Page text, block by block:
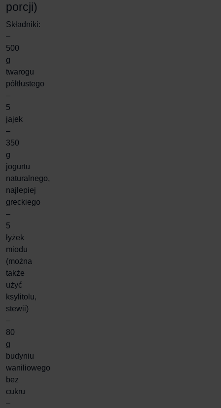
porcji)
Składniki:
–
500
g
twarogu
półtłustego
–
5
jajek
–
350
g
jogurtu
naturalnego,
najlepiej
greckiego
–
5
łyżek
miodu
(można
także
użyć
ksylitolu,
stewii)
–
80
g
budyniu
waniliowego
bez
cukru
–